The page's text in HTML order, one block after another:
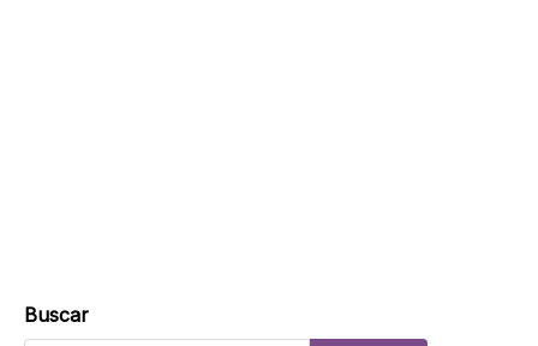
Buscar